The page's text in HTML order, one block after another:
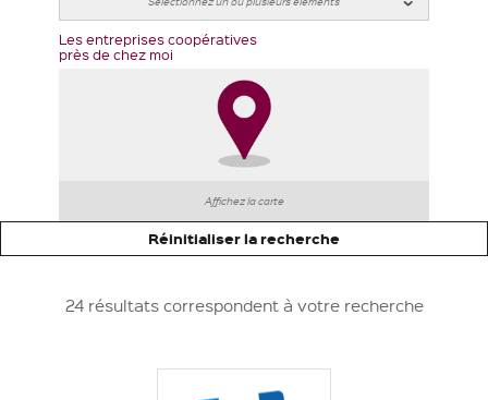
Les entreprises coopératives
près de chez moi
Affichez la carte
Réinitialiser la recherche
24 résultats correspondent à votre recherche